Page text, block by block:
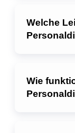
Welche
Wie